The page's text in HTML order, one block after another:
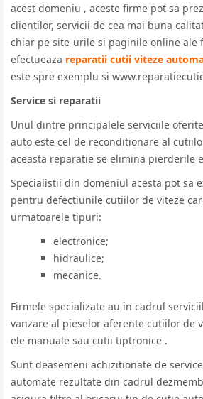
acest domeniu , aceste firme pot sa
clientilor, servicii de cea mai buna
chiar pe site-urile si paginile online ale
efectueaza reparatii cutii viteze
este spre exemplu si
Service si reparatii
Unul dintre principalele serviciile
auto este cel de reconditionare al
aceasta reparatie se elimina pierderile
Specialistii din domeniul acesta pot sa
pentru defectiunile cutiilor de viteze
urmatoarele tipuri:
electronice;
hidraulice;
mecanice.
Firmele specializate au in cadrul
vanzare al pieselor aferente cutiilor de
ele manuale sau cutii tiptronice .
Sunt deasemeni achizitionate de
automate rezultate din cadrul